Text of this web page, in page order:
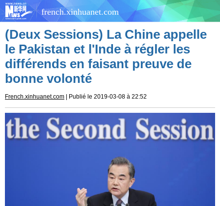
french.xinhuanet.com
(Deux Sessions) La Chine appelle
le Pakistan et l'Inde à régler les
différends en faisant preuve de
bonne volonté
French.xinhuanet.com | Publié le 2019-03-08 à 22:52